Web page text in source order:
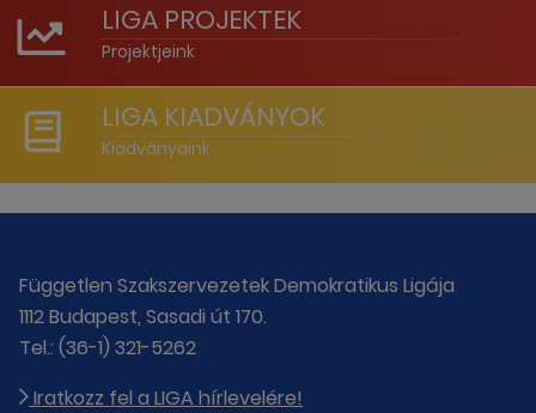
LIGA PROJEKTEK
Projektjeink
LIGA KIADVÁNYOK
Kiadványaink
Független Szakszervezetek Demokratikus Ligája
1112 Budapest, Sasadi út 170.
Tel.: (36-1) 321-5262
Iratkozz fel a LIGA hírlevelére!